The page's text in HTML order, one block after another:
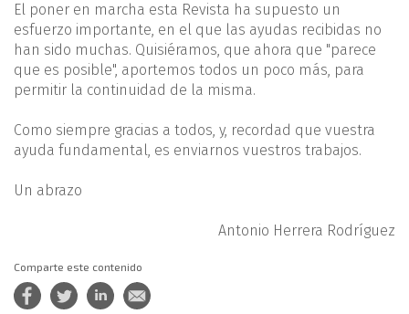
El poner en marcha esta Revista ha supuesto un
esfuerzo importante, en el que las ayudas recibidas no
han sido muchas. Quisiéramos, que ahora que "parece
que es posible", aportemos todos un poco más, para
permitir la continuidad de la misma.
Como siempre gracias a todos, y, recordad que vuestra
ayuda fundamental, es enviarnos vuestros trabajos.
Un abrazo
Antonio Herrera Rodríguez
Comparte este contenido